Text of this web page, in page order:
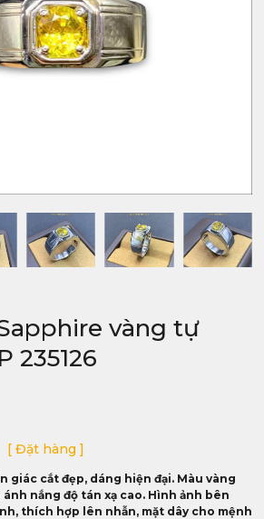
vàng tự
235126
[ Đặt hàng ]
giác cắt đẹp, dáng hiện đại. Màu vàng
nắng độ tán xạ cao. Hình ảnh bên
thích hợp lên nhẫn, mặt dây cho mệnh